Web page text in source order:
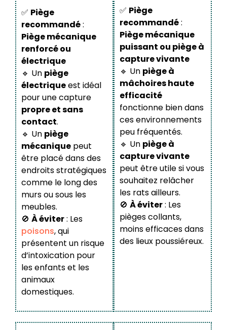
✅ Piège
recommandé:
Piège mécanique
renforcé ou
électrique
🔹 Un piège
électriqueest idéal
pour une capture
propre et sans
contact.
🔹 Un piège
mécanique peut
être placé dans des
endroits stratégiques
comme le long des
murs ou sous les
meubles.
🚫 À éviter: Les
poisons, qui
présentent un risque
d’intoxication pour
les enfants et les
animaux
domestiques.
✅ Piège
recommandé:
Piège mécanique
puissant ou piège à
capture vivante
🔹 Un piège à
mâchoires haute
efficacité
fonctionne bien dans
ces environnements
peu fréquentés.
🔹 Un piège à
capture vivante
peut être utile si vous
souhaitez relâcher
les rats ailleurs.
🚫 À éviter: Les
pièges collants,
moins efficaces dans
des lieux poussiéreux.